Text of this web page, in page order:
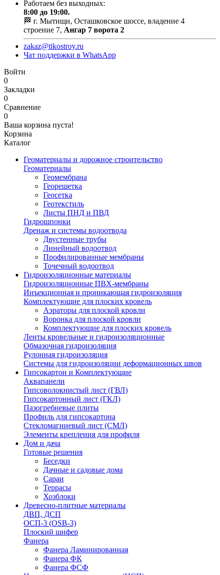
Работаем без выходных:
8:00 до 19:00.
🏁 г. Мытищи, Осташковское шоссе, владение 4
строение 7, Ангар 7 ворота 2
zakaz@tikostroy.ru
Чат поддержки в WhatsApp
Войти
0
Закладки
0
Сравнение
0
Ваша корзина пуста!
Корзина
Каталог
Геоматериалы и дорожное строительство
Геоматериалы
Геомембрана
Георешетка
Геосетка
Геотекстиль
Листы ПНД и ПВД
Гидрошпонки
Дренаж и системы водоотвода
Двустенные трубы
Линейный водоотвод
Профилированные мембраны
Точечный водоотвод
Гидроизоляционные материалы
Гидроизоляционные ПВХ-мембраны
Инъекционная и проникающая гидроизоляция
Комплектующие для плоских кровель
Аэраторы для плоской кровли
Воронка для плоской кровли
Комплектующие для плоских кровель
Ленты кровельные и гидроизоляционные
Обмазочная гидроизоляция
Рулонная гидроизоляция
Системы для гидроизоляции деформационных швов
Гипсокартон и Комплектующие
Аквапанели
Гипсоволокнистый лист (ГВЛ)
Гипсокартонный лист (ГКЛ)
Пазогребневые плиты
Профиль для гипсокартона
Стекломагниевый лист (СМЛ)
Элементы крепления для профиля
Дом и дача
Готовые решения
Беседки
Дачные и садовые дома
Сараи
Террасы
Хозблоки
Древесно-плитные материалы
ДВП, ДСП
ОСП-3 (OSB-3)
Плоский шифер
Фанера
Фанера Ламинированная
Фанера ФК
Фанера ФСФ